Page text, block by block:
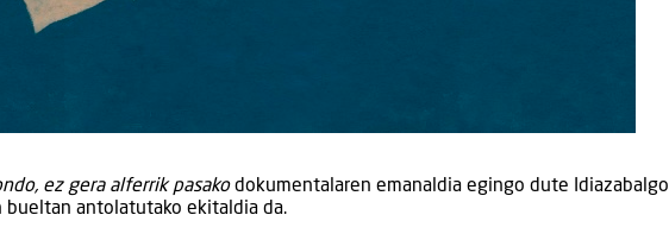
ez gera alferrik pasakodokumentalaren emanaldia egingo dute Idiazabalgo
bueltan antolatutako ekitaldia da.